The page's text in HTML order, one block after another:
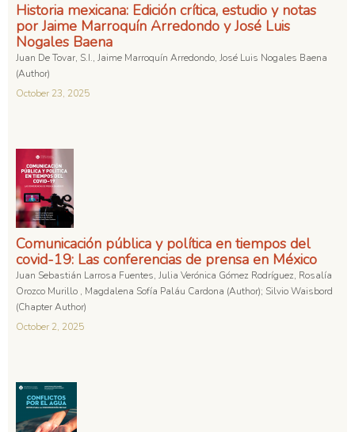
Historia mexicana: Edición crítica, estudio y notas
por Jaime Marroquín Arredondo y José Luis
Nogales Baena
Juan De Tovar, S.I., Jaime Marroquín Arredondo, José Luis Nogales Baena
(Author)
October 23, 2025
Comunicación pública y política en tiempos del
covid-19: Las conferencias de prensa en México
Juan Sebastián Larrosa Fuentes, Julia Verónica Gómez Rodríguez, Rosalía
Orozco Murillo , Magdalena Sofía Paláu Cardona (Author); Silvio Waisbord
(Chapter Author)
October 2, 2025